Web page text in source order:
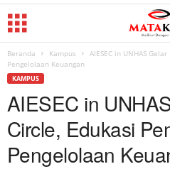
Beranda Kampus
AIESEC in UNHAS
Pengelolaan Keuangan
KAMPUS
AIESEC in
Circle, Edukasi
Pengelolaan